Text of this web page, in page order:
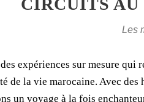
Les
expériences sur mesure qui
de la vie marocaine. Avec
un voyage à la fois